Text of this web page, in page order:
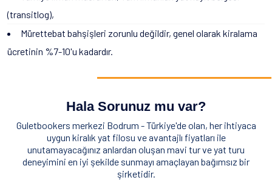
(transitlog),
Mürettebat bahşişleri zorunlu değildir, genel olarak kiralama
ücretinin %7-10'u kadardır.
Hala Sorunuz mu var?
Guletbookers merkezi Bodrum - Türkiye'de olan, her ihtiyaca
uygun kiralık yat filosu ve avantajlı fiyatları ile
unutamayacağınız anlardan oluşan mavi tur ve yat turu
deneyimini en iyi şekilde sunmayı amaçlayan bağımsız bir
şirketidir.